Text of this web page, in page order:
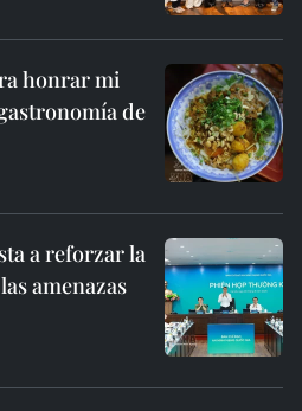
honrar mi
de
a reforzar la
amenazas